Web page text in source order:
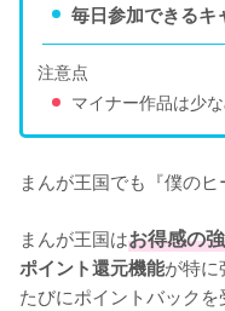
毎日参加できるキ
注意点
マイナー作品は少
まんが王国でも『僕のヒ
まんが王国はお得感の
ポイント還元機能が特に
たびにポイントバックを